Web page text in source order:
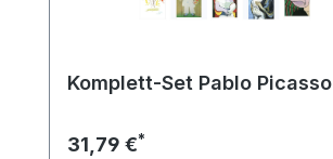
Komplett-Set Pablo Picasso
31,79 €*